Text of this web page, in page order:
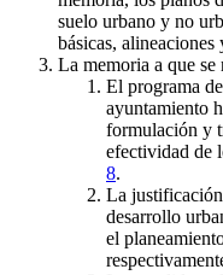
suelo urbano y no
básicas,
La memoria a que se
El programa
ayuntamiento
formulación y
efectividad de
8.
La
desarrollo
el